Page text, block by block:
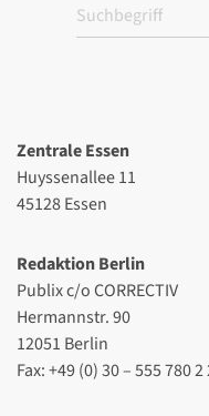
Zentrale Essen
Huyssenallee 11
45128 Essen
Redaktion Berlin
Publix c/o CORRECTIV
Hermannstr. 90
12051 Berlin
Fax: +49 (0) 30 – 555 780 2